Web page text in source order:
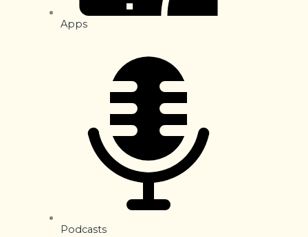
Apps
Podcasts